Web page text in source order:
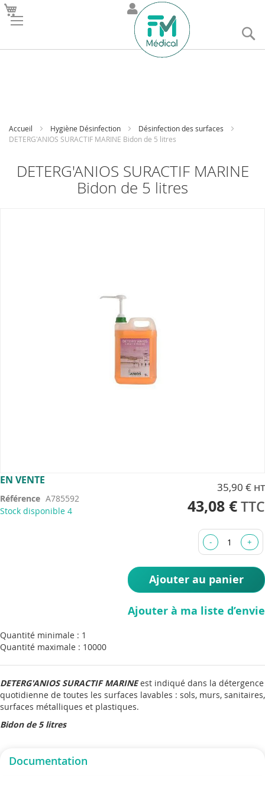
Accueil Hygiène Désinfection
Désinfection des surfaces
DETERG'ANIOS SURACTIF MARINE Bidon de 5 litres
DETERG'ANIOS SURACTIF MARINE
Bidon de 5 litres
EN VENTE
Référence A785592
Stock disponible 4
35,90 €
43,08 €
Ajouter au panier
Ajouter à ma liste d’envie
Quantité minimale : 1
Quantité maximale : 10000
DETERG'ANIOS SURACTIF MARINEest indiqué dans la détergence
quotidienne de toutes les surfaces lavables : sols, murs, sanitaires,
surfaces métalliques et plastiques.
Bidon de 5 litres
Skip
the
beginning
Documentation